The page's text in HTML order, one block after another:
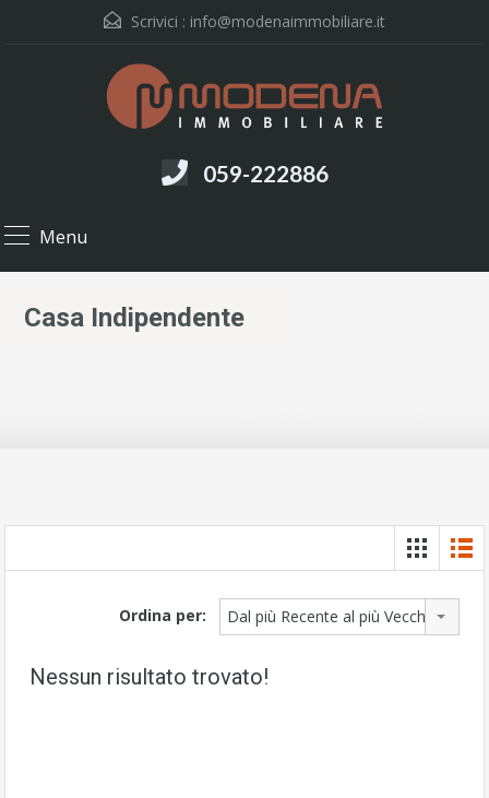
Scrivici : info@modenaimmobiliare.it
059-222886
Menu
Casa Indipendente
Ordina per: Dal più Recente al più Vecchio
Nessun risultato trovato!